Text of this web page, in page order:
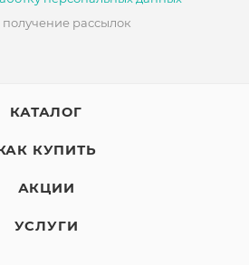
рассылок
КАТАЛОГ
КУПИТЬ
АКЦИИ
УСЛУГИ